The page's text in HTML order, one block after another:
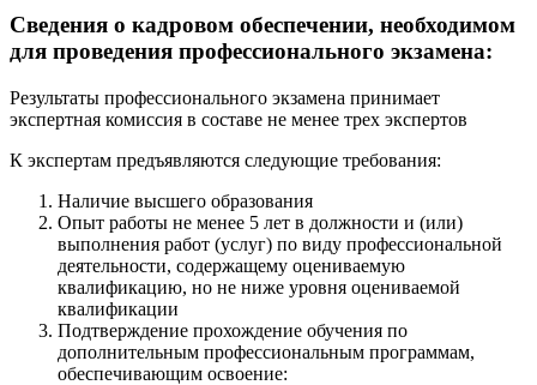
Сведения о кадровом обеспечении, необходимом
для проведения профессионального экзамена:
Результаты профессионального экзамена принимает
экспертная комиссия в составе не менее трех экспертов
К экспертам предъявляются следующие требования:
Наличие высшего образования
Опыт работы не менее 5 лет в должности и (или)
выполнения работ (услуг) по виду профессиональной
деятельности, содержащему оцениваемую
квалификацию, но не ниже уровня оцениваемой
квалификации
Подтверждение прохождение обучения по
дополнительным профессиональным программам,
обеспечивающим освоение: